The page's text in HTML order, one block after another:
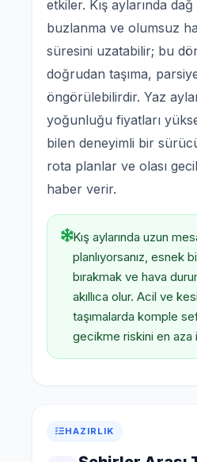
etkiler. Kış aylarında
buzlanma ve olumsuz
süresini uzatabilir; bu
doğrudan taşıma,
öngörülebilirdir. Yaz
yoğunluğu fiyatları
bilen deneyimli bir
rota planlar ve olası
haber verir.
Kış aylarında uzun
planlıyorsanız, esnek
bırakmak ve hava
akıllıca olur. Acil ve
taşımalarda komple
gecikme riskini en aza
HAZIRLIK